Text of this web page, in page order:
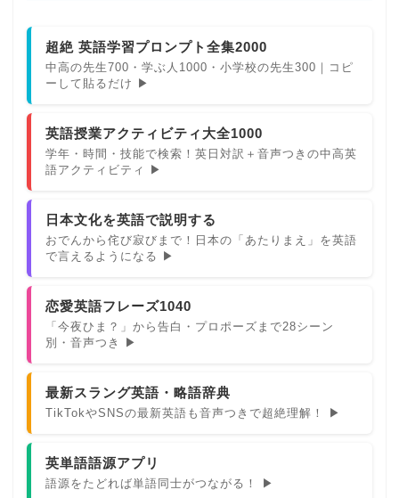
超絶 英語学習プロンプト全集2000
中高の先生700・学ぶ人1000・小学校の先生300｜コピ
ーして貼るだけ ▶
英語授業アクティビティ大全1000
学年・時間・技能で検索！英日対訳＋音声つきの中高英
語アクティビティ ▶
日本文化を英語で説明する
おでんから侘び寂びまで！日本の「あたりまえ」を英語
で言えるようになる ▶
恋愛英語フレーズ1040
「今夜ひま？」から告白・プロポーズまで28シーン
別・音声つき ▶
最新スラング英語・略語辞典
TikTokやSNSの最新英語も音声つきで超絶理解！ ▶
英単語語源アプリ
語源をたどれば単語同士がつながる！ ▶